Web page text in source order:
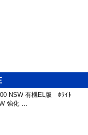
NSW 有機EL版 ﾎﾜｲﾄ
強化 …